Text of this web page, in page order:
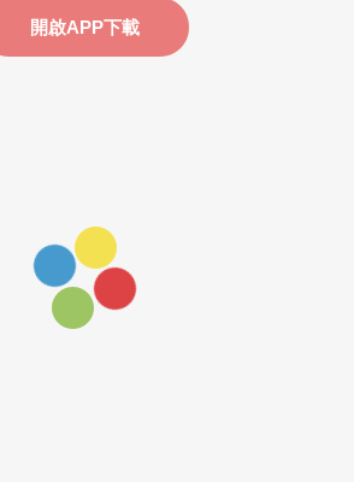
開啟APP下載